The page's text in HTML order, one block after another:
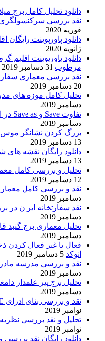
دانلود تحلیل کامل برج
نقد بررسی
فوریه 2020
دانلود پاورپوینت
ژانویه 2020
دانلود پاورپوینت
مرطوب 31 دسامبر 2019
نقد بررسی معماری سفارت
20 دسامبر 2019
تحلیل کامل موزه های
دسامبر 2019
تفاوت Save و Save as در اتوکد-زمان autocad Save as
دسامبر 2019
بزرگ کردن نشانگر موس
13 دسامبر 2019
دانلود رایگان نقشه
13 دسامبر 2019
تحلیل و بررسی کامل
12 دسامبر 2019
نقد و بررسی کامل
دسامبر 2019
نقد سفارتخانه ایران در
دسامبر 2019
تحلیل معماری برج گنبد
دسامبر 2019
اتوکد 5 دسامبر 2019
نقد و بررسی مدرسه
دسامبر 2019
تحلیل برج پیر علمدار
دسامبر 2019
نقد و بررسی بنای ادرای swiss RE لندن-نورمن فاستر
نوامبر 2019
تحلیل و نقد بررسی
نوامبر 2019
دانلود رایگان نقد